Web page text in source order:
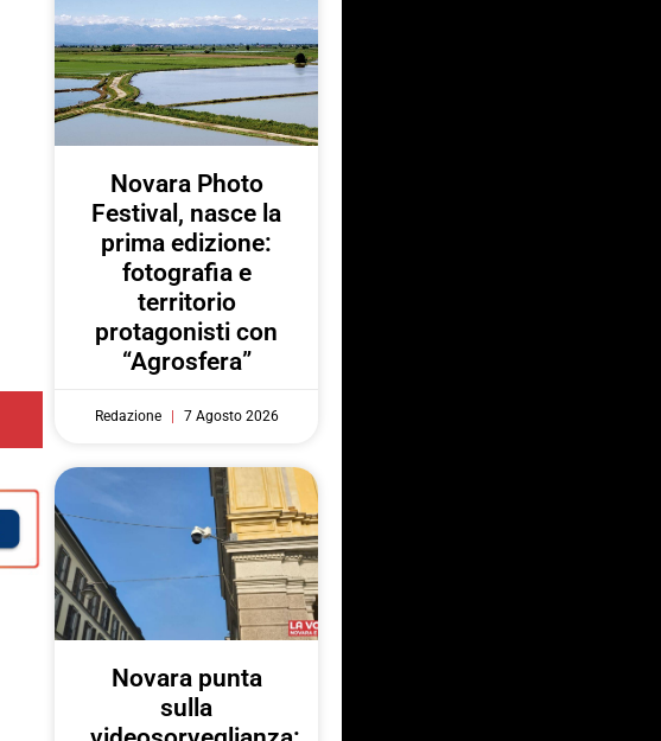
Novara Photo
Festival, nasce la
prima edizione:
fotografia e
territorio
protagonisti con
“Agrosfera”
Redazione 7 Agosto 2026
Novara punta
sulla